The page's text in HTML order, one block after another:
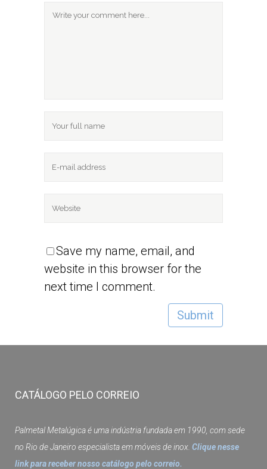
Save my name, email, and
website in this browser for the
next time I comment.
CATÁLOGO PELO CORREIO
Palmetal Metalúgica é uma indústria fundada em 1990, com sede
no Rio de Janeiro especialista em móveis de inox. Clique nesse
link para receber nosso catálogo pelo correio.